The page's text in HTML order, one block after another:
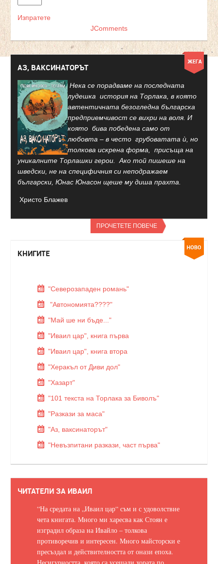
Изпратете
JComments
АЗ, ВАКСИНАТОРЪТ
Нека се порадваме на последната
лудешка история на Торлака, в която
автентичната безогледна българска
предприемчивост се вихри на воля. И
която бива победена само от
любовта – в често грубоватата ѝ, но
толкова искрена форма, присъща на
уникалните Торлашки герои. Ако той пишеше на
шведски, не на специфичния си неподражаем
български, Юнас Юнасон щеше му диша прахта.
Христо Блажев
ПРОЧЕТЕТЕ ПОВЕЧЕ
КНИГИТЕ
"Северозападен романь"
"Автономията????"
"Май ше ни бъде..."
"Иваил цар", книга първа
"Иваил цар", книга втора
"Херакъл от Диви дол"
"Хазарт"
"101 текста на Торлака за Биволъ"
"Разкази за маса"
"Аз, ваксинаторът"
"Невъзпитани разкази, част първа"
ЧИТАТЕЛИ ЗА ИВАИЛ
“На средата на „Иваил цар“ съм и с удоволствие
чета книгата. Много ми харесва как Стоян е
изградил образа на Ивайло – толкова
противоречив и интересен. Много майсторски е
пресъздал и действителността от онази епоха.